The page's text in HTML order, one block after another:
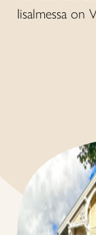
Iisalmessa on